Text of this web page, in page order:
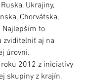
Ukrajiny,
Chorvátska,
Najlepším to
zviditeľniť aj na
úrovni.
roku 2012 z iniciatívy
skupiny z krajín,